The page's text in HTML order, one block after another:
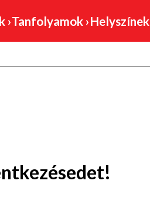
›Tanfolyamok ›Helyszínek